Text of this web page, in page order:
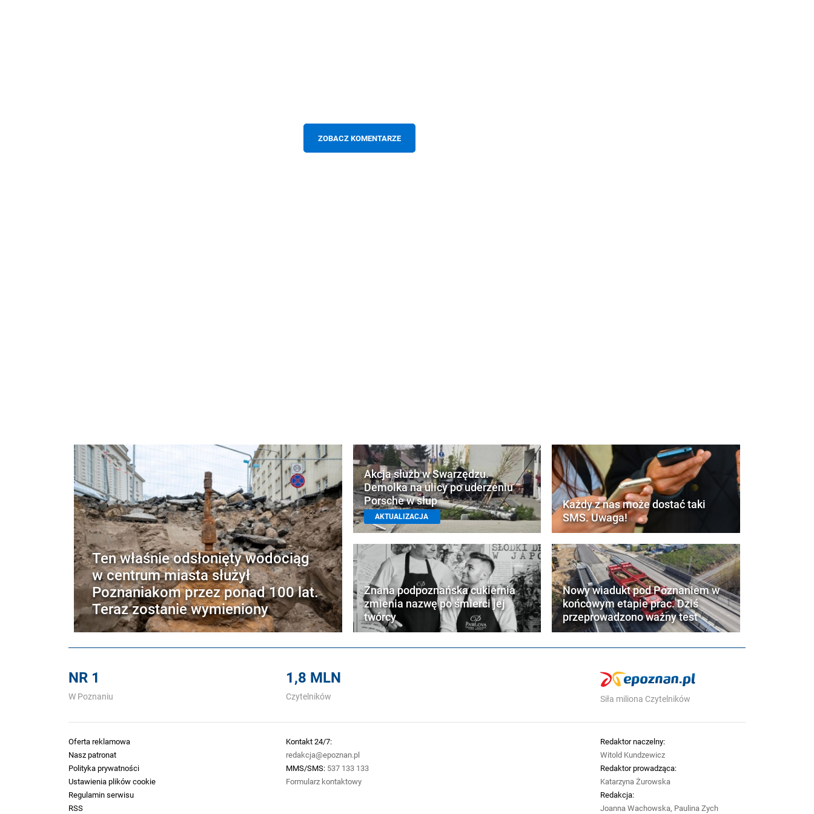
ZOBACZ KOMENTARZE
Ten właśnie odsłonięty wodociąg
w centrum miasta służył
Poznaniakom przez ponad 100 lat.
Teraz zostanie wymieniony
Akcja służb w Swarzędzu.
Demolka na ulicy po uderzeniu
Porsche w słup
AKTUALIZACJA
Znana podpoznańska cukiernia
zmienia nazwę po śmierci jej
twórcy
Każdy z nas może dostać taki
SMS. Uwaga!
Nowy wiadukt pod Poznaniem w
końcowym etapie prac. Dziś
przeprowadzono ważny test
NR 1
W Poznaniu
1,8 MLN
Czytelników Siła miliona Czytelników
Oferta reklamowa
Nasz patronat
Polityka prywatności
Ustawienia plików cookie
Regulamin serwisu
RSS
Kontakt 24/7:
redakcja@epoznan.pl
MMS/SMS: 537 133 133
Formularz kontaktowy
Redaktor naczelny:
Witold Kundzewicz
Redaktor prowadząca:
Katarzyna Żurowska
Redakcja:
Joanna Wachowska, Paulina Zych